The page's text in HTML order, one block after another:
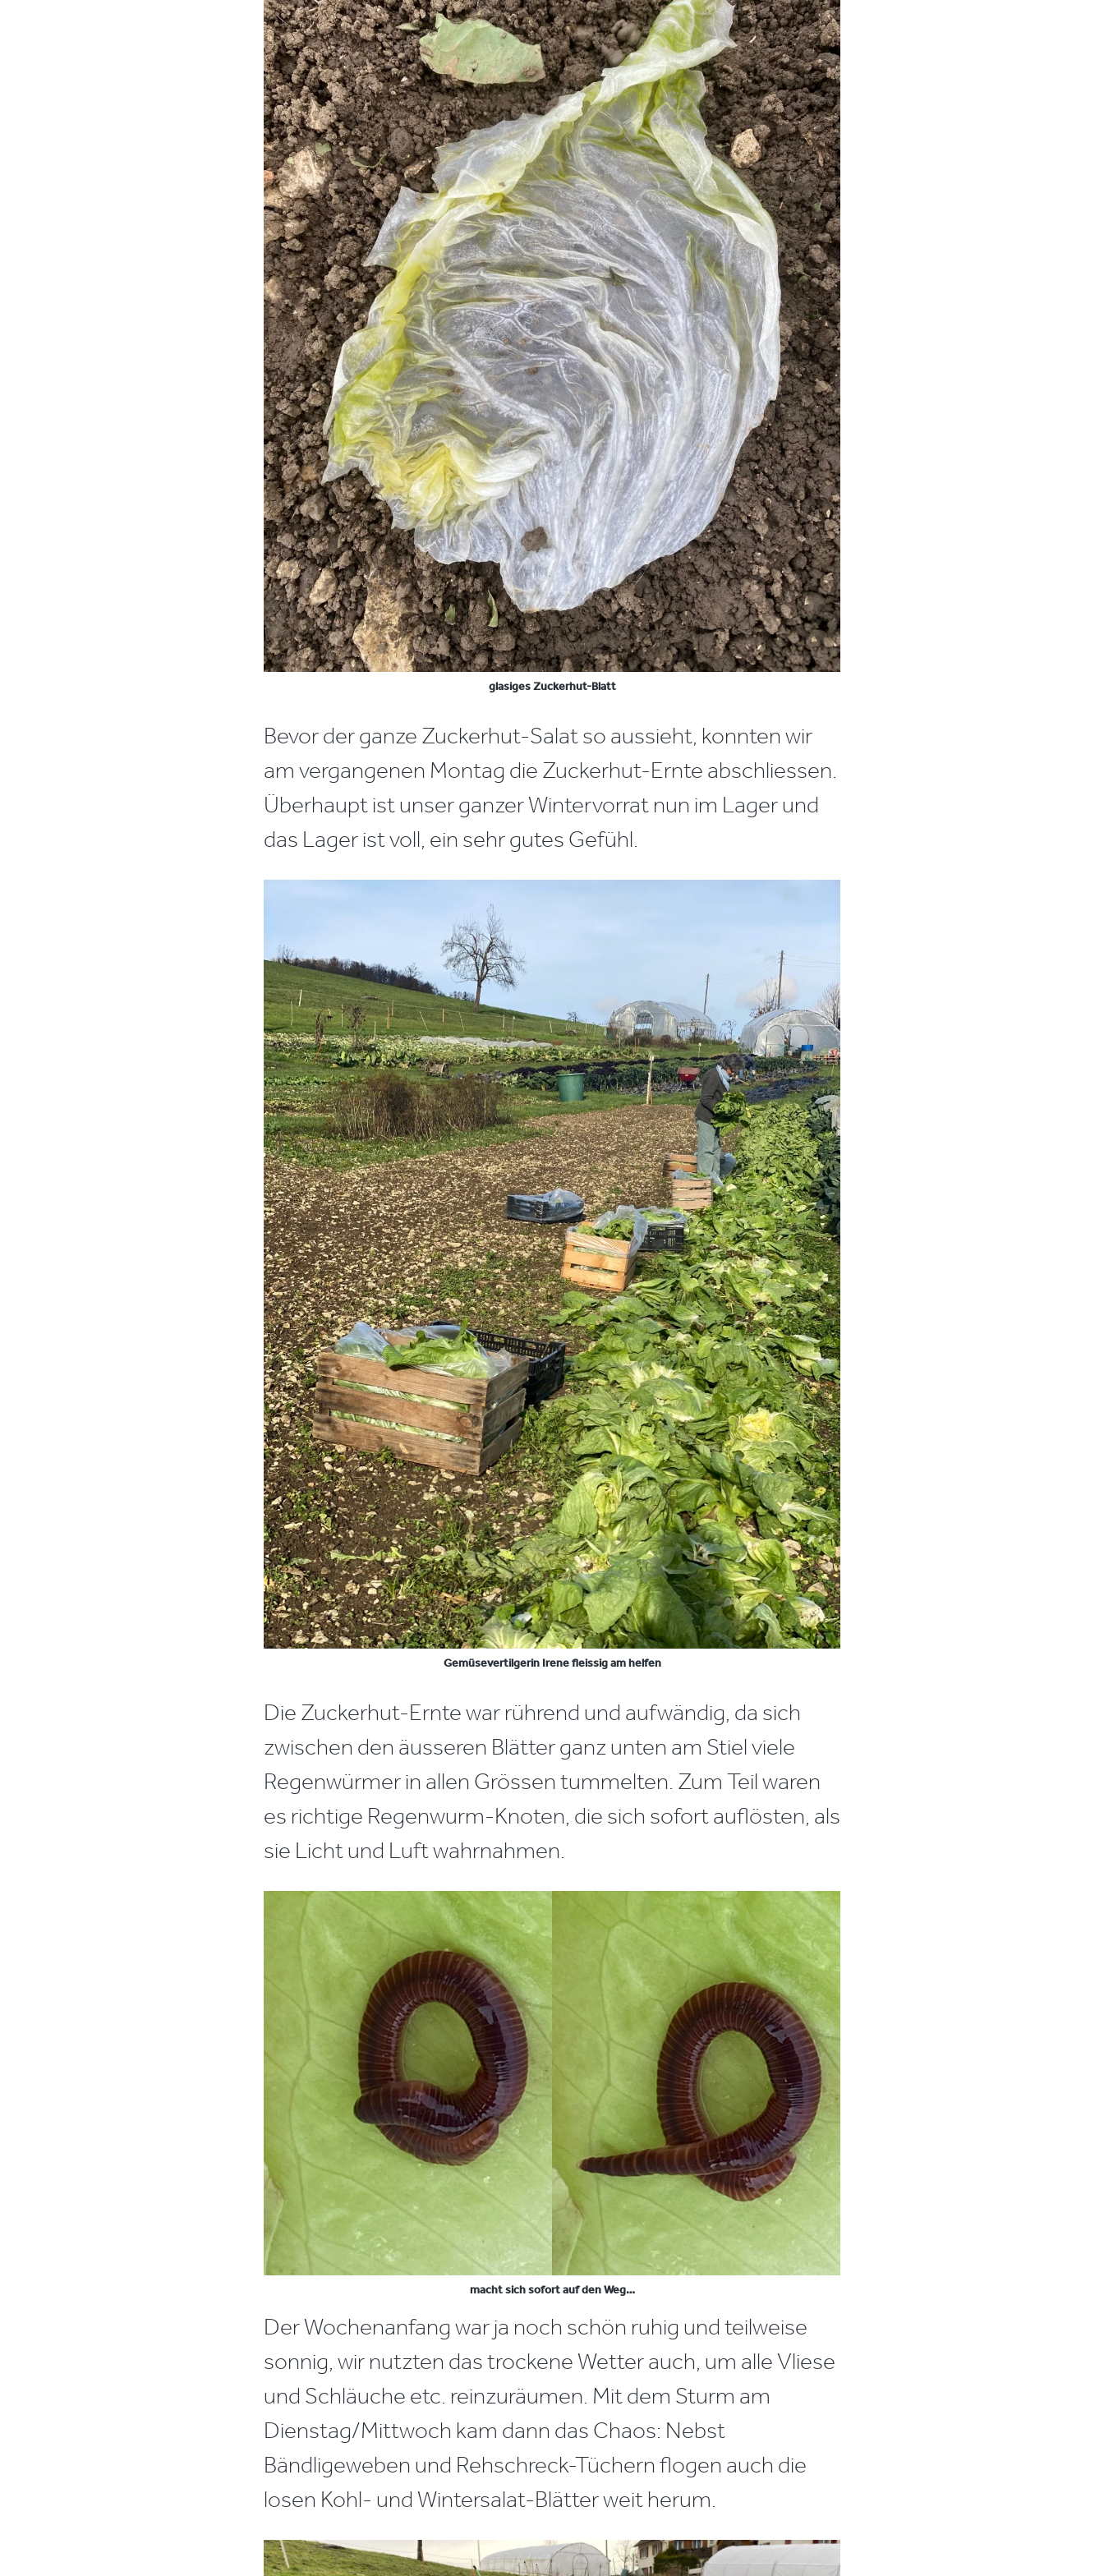
glasiges Zuckerhut-Blatt
Bevor der ganze Zuckerhut-Salat so aussieht, konnten wir
am vergangenen Montag die Zuckerhut-Ernte abschliessen.
Überhaupt ist unser ganzer Wintervorrat nun im Lager und
das Lager ist voll, ein sehr gutes Gefühl.
Gemüsevertilgerin Irene fleissig am helfen
Die Zuckerhut-Ernte war rührend und aufwändig, da sich
zwischen den äusseren Blätter ganz unten am Stiel viele
Regenwürmer in allen Grössen tummelten. Zum Teil waren
es richtige Regenwurm-Knoten, die sich sofort auflösten, als
sie Licht und Luft wahrnahmen.
macht sich sofort auf den Weg…
Der Wochenanfang war ja noch schön ruhig und teilweise
sonnig, wir nutzten das trockene Wetter auch, um alle Vliese
und Schläuche etc. reinzuräumen. Mit dem Sturm am
Dienstag/Mittwoch kam dann das Chaos: Nebst
Bändligeweben und Rehschreck-Tüchern flogen auch die
losen Kohl- und Wintersalat-Blätter weit herum.